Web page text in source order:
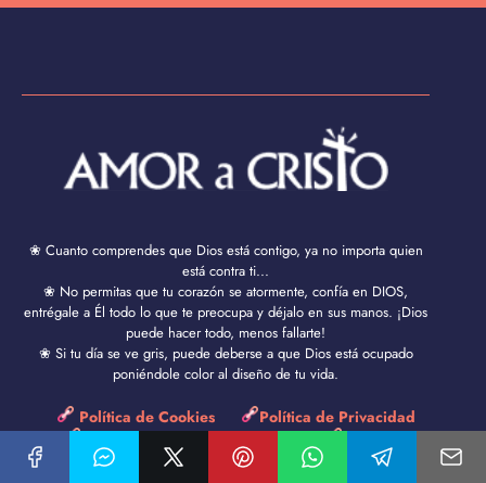
❀ Cuanto comprendes que Dios está contigo, ya no importa quien
está contra ti...
❀ No permitas que tu corazón se atormente, confía en DIOS,
entrégale a Él todo lo que te preocupa y déjalo en sus manos. ¡Dios
puede hacer todo, menos fallarte!
❀ Si tu día se ve gris, puede deberse a que Dios está ocupado
poniéndole color al diseño de tu vida.
Política de Cookies
Política de Privacidad
Aviso Legal y Términos de Uso
Contacto